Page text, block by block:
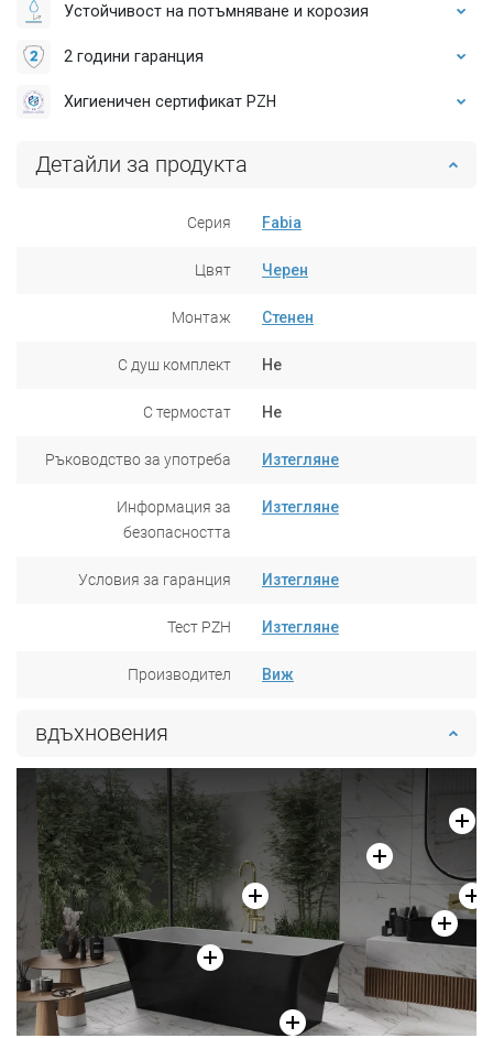
Устойчивост на потъмняване и корозия
2 години гаранция
Хигиеничен сертификат PZH
Детайли за продукта
Серия Fabia
Цвят Черен
Монтаж Стенен
С душ комплект Не
С термостат Не
Ръководство за употреба Изтегляне
Информация за
безопасността
Изтегляне
Условия за гаранция Изтегляне
Тест PZH Изтегляне
Производител Виж
вдъхновения